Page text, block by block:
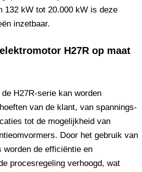
132 kW tot 20.000 kW is deze
inzetbaar.
H27R op maat
H27R-serie kan worden
van de klant, van spannings-
tot de mogelijkheid van
Door het gebruik van
worden de efficiëntie en
procesregeling verhoogd, wat